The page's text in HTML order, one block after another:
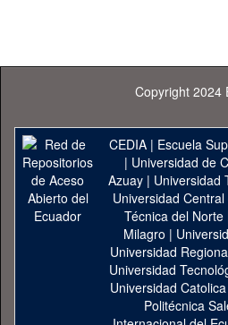
Copyright 2024
CEDIA| Escuela
| Universidad de
Azuay| Universidad
Universidad
Técnica del Norte
Milagro |
Universidad
Universidad
Universidad
Politécnica